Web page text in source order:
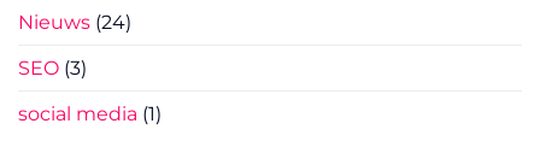
Nieuws (24)
SEO (3)
social media (1)